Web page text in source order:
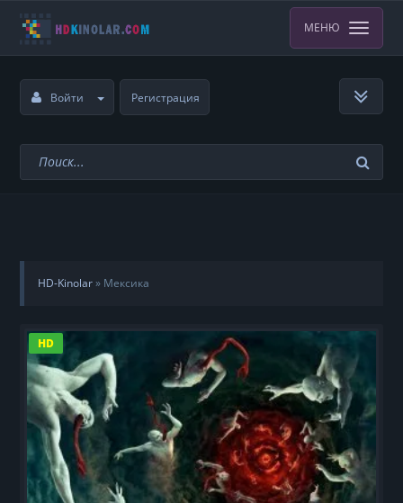
МЕНЮ
Войти Регистрация
HD-Kinolar» Мексика
HD